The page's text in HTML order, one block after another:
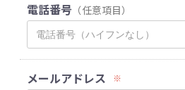
電話番号 （任意項目）
メールアドレス ※